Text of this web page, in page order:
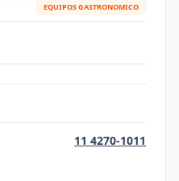
EQUIPOS GASTRONOMICO
11 4270-1011